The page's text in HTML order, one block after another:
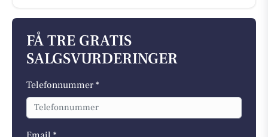
FÅ TRE GRATIS
SALGSVURDERINGER
Telefonnummer *